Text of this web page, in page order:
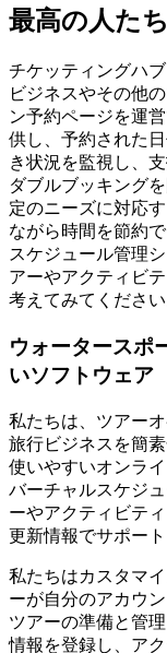
最高の人た
チケッティングハ
ビジネスやその他
ン予約ページを運
供し、予約された
き状況を監視し、
ダブルブッキング
定のニーズに対応
ながら時間を節約
スケジュール管理
アーやアクティビ
考えてみてください
ウォータースポ
いソフトウェア
私たちは、ツアー
旅行ビジネスを簡
使いやすいオンラ
バーチャルスケジ
ーやアクティビテ
更新情報でサポート
私たちはカスタマ
ーが自分のアカウ
ツアーの準備と管
情報を登録し、ア